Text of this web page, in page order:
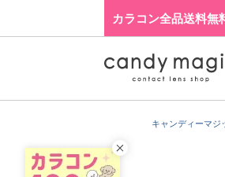
カラコン全品送料無
キャンディーマジ
ログイン・新規会